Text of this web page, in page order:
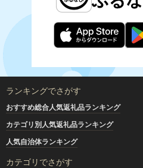
ランキングでさがす
おすすめ総合人気返礼品ランキング
カテゴリ別人気返礼品ランキング
人気自治体ランキング
カテゴリでさがす